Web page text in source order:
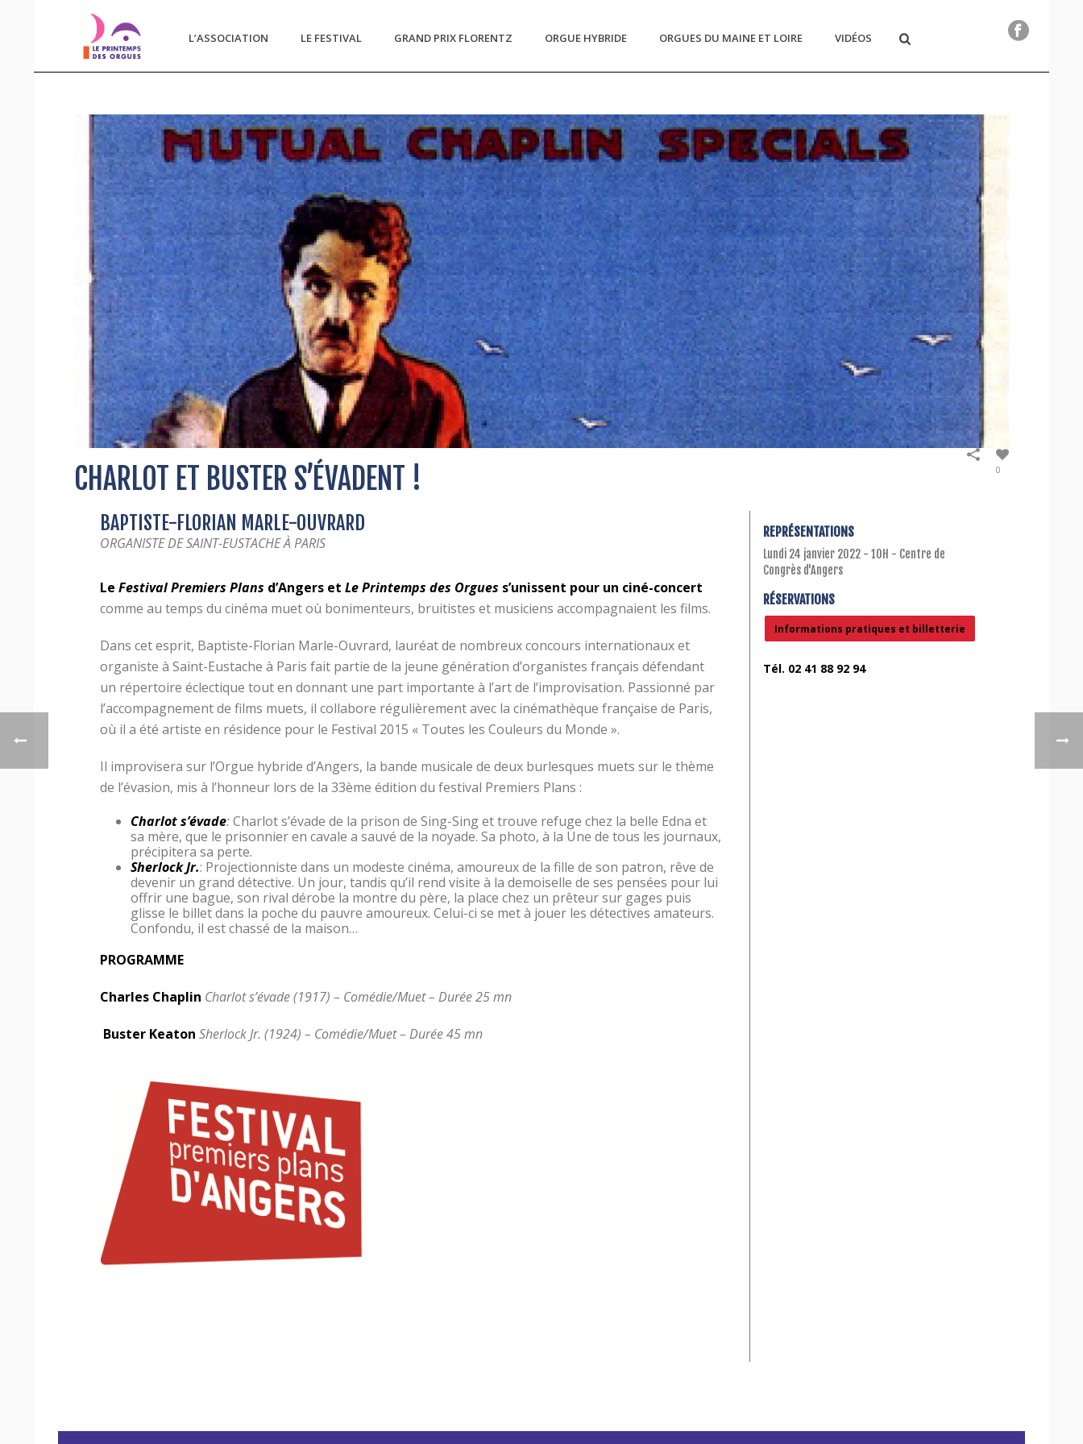
L’ASSOCIATION LE FESTIVAL GRAND PRIX FLORENTZ ORGUE HYBRIDE ORGUES DU MAINE ET LOIRE VIDÉOS
0
CHARLOT ET BUSTER S’ÉVADENT !
BAPTISTE-FLORIAN MARLE-OUVRARD
ORGANISTE DE SAINT-EUSTACHE À PARIS
Le Festival Premiers Plans d’Angers etLe Printemps des Orgues s’unissent pour un ciné-concert
comme au temps du cinéma muet où bonimenteurs, bruitistes et musiciens accompagnaient les films.
Dans cet esprit, Baptiste-Florian Marle-Ouvrard, lauréat de nombreux concours internationaux et
organiste à Saint-Eustache à Paris fait partie de la jeune génération d’organistes français défendant
un répertoire éclectique tout en donnant une part importante à l’art de l’improvisation. Passionné par
l’accompagnement de films muets, il collabore régulièrement avec la cinémathèque française de Paris,
où il a été artiste en résidence pour le Festival 2015 « Toutes les Couleurs du Monde ».
Il improvisera sur l’Orgue hybride d’Angers, la bande musicale de deux burlesques muets sur le thème
de l’évasion, mis à l’honneur lors de la 33ème édition du festival Premiers Plans :
Charlot s’évade:Charlot s’évade de la prison de Sing-Sing et trouve refuge chez la belle Edna et
sa mère, que le prisonnier en cavale a sauvé de la noyade. Sa photo, à la Une de tous les journaux,
précipitera sa perte.
Sherlock Jr.: Projectionniste dans un modeste cinéma, amoureux de la fille de son patron, rêve de
devenir un grand détective. Un jour, tandis qu’il rend visite à la demoiselle de ses pensées pour lui
offrir une bague, son rival dérobe la montre du père, la place chez un prêteur sur gages puis
glisse le billet dans la poche du pauvre amoureux. Celui-ci se met à jouer les détectives amateurs.
Confondu, il est chassé de la maison…
PROGRAMME
Charles Chaplin Charlot s’évade (1917) – Comédie/Muet – Durée 25 mn
Buster KeatonSherlock Jr. (1924) – Comédie/Muet – Durée 45 mn
REPRÉSENTATIONS
Lundi 24 janvier 2022 - 10H - Centre de
Congrès d'Angers
RÉSERVATIONS
Informations pratiques et billetterie
Tél. 02 41 88 92 94